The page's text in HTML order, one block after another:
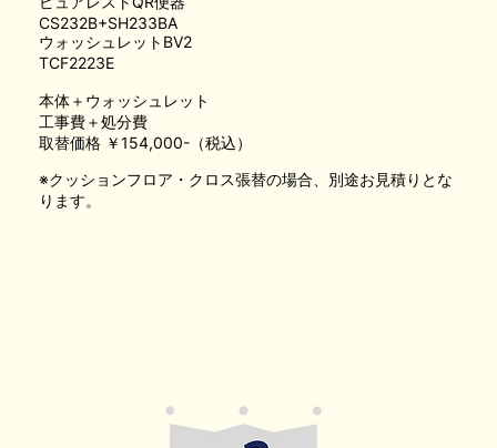
※クッションフロア・クロス張替の場合、別途お見積りとな
ります。
CS232B+SH233BA
ウォッシュレットBV2
TCF2223E
本体＋ウォッシュレット
工事費＋処分費
取替価格 ￥154,000-（税込）